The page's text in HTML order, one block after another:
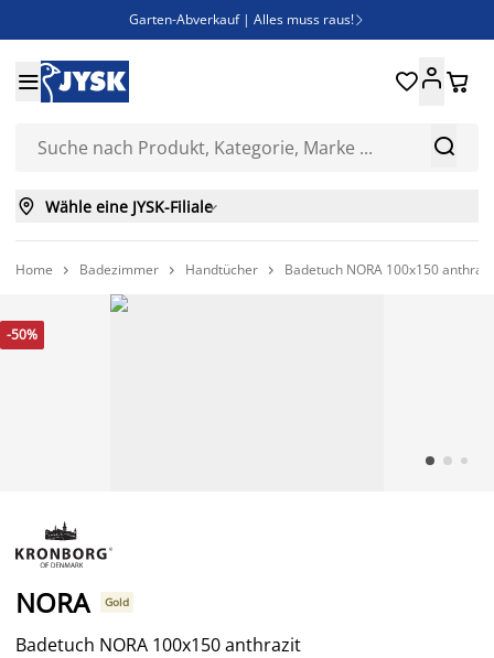
Garten-Abverkauf | Alles muss raus! 
Bist du Unternehmer? Entdecke JYSK-B2B
Esszimmerstuhl ADSLEV um nur 40€


 
 Wähle eine JYSK-Filiale
Home  Badezimmer  Handtücher  Badetuch NORA 100x150
-50%
NORA Gold
Badetuch NORA 100x150 anthrazit